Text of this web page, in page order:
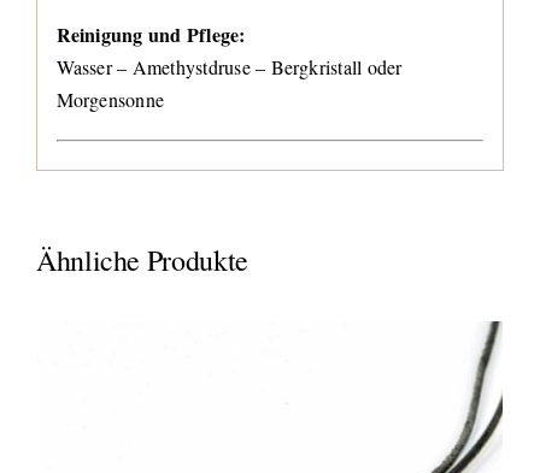
Reinigung und Pflege:
Wasser – Amethystdruse – Bergkristall oder
Morgensonne
Ähnliche Produkte